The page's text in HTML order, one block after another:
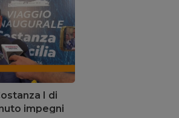
I di
impegni